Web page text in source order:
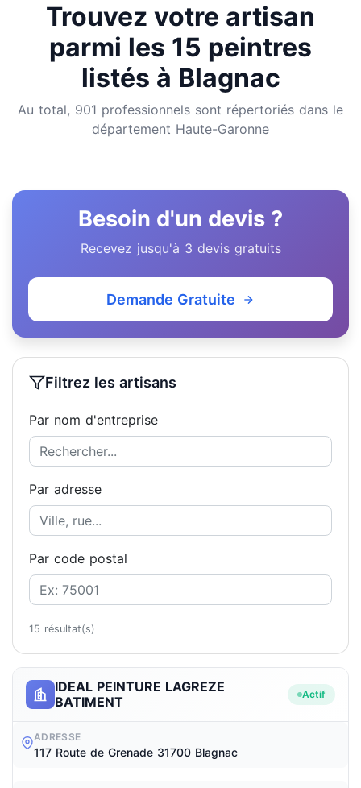
Trouvez votre artisan
parmi les 15 peintres
listés à Blagnac
Au total, 901 professionnels sont répertoriés dans le
département Haute-Garonne
IDEAL PEINTURE LAGREZE
BATIMENT
Actif
ADRESSE
117 Route de Grenade 31700 Blagnac
Besoin d'un devis ?
Recevez jusqu'à 3 devis gratuits
Demande Gratuite
Filtrez les artisans
Par nom d'entreprise
Par adresse
Par code postal
15 résultat(s)